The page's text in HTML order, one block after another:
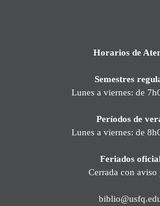
Horarios de
Semestres
Lunes a viernes: de
Períodos de
Lunes a viernes: de
Feriados
Cerrada con aviso